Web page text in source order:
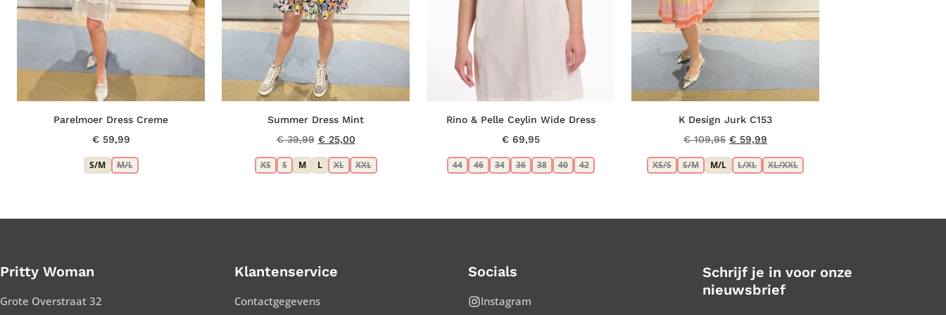
Parelmoer Dress Creme
€ 59,99
S/M M/L
Summer Dress Mint
€39,99 Oorspronkelijke
prijs
was:
€ 25,00Huidige
prijs
is:
XS S M L XL XXL
Rino & Pelle Ceylin Wide Dress
€ 69,95
44 46 34 36 38 40 42
K Design Jurk C153
€109,95 Oorspronkelijke
prijs
was:
€ 59,99
prijs
is:
XS/S S/M M/L L/XL XL/XXL
Pritty Woman
Grote Overstraat 32
Klantenservice
Contactgegevens
Socials
Instagram
Schrijf je in voor onze
nieuwsbrief